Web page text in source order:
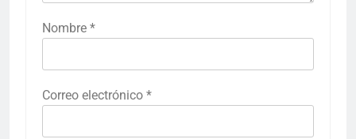
Nombre *
Correo electrónico *